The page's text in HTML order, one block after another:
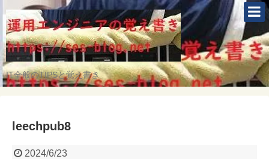
IT全般のTIPSと覚え書き
leechpub8
2024/6/23